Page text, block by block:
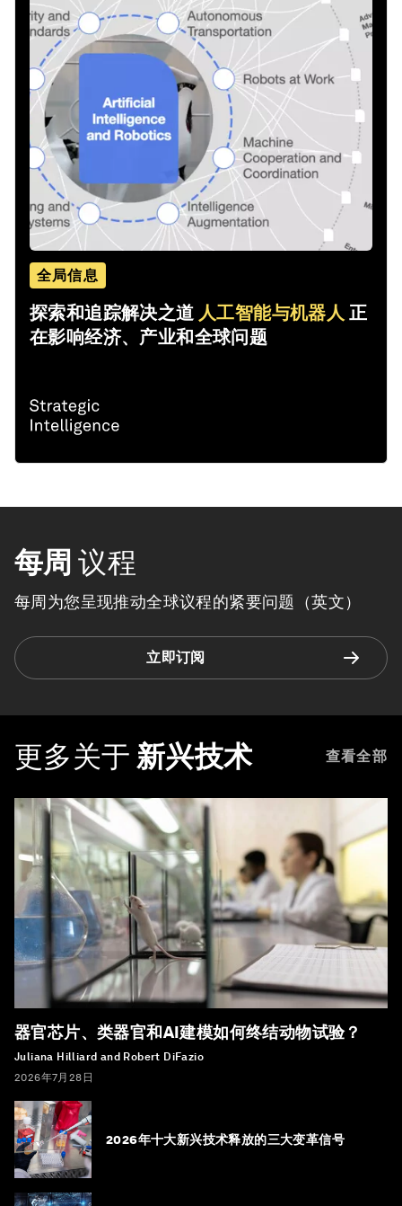
全局信息
探索和追踪解决之道 人工智能与机器人 正
在影响经济、产业和全球问题
每周 议程
每周为您呈现推动全球议程的紧要问题（英文）
立即订阅
更多关于 新兴技术 查看全部
器官芯片、类器官和AI建模如何终结动物试验？
Juliana Hilliard and Robert DiFazio
2026年7月28日
2026年十大新兴技术释放的三大变革信号